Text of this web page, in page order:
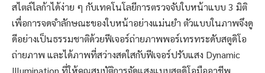
สไตล์ไลก้าได้ง่าย ๆ กับเทคโนโลยีการตรวจจับใบหน้าแบบ 3 มิติ
เพื่อการจดจำลักษณะของใบหน้าอย่างแม่นยำ ตัวแบบในภาพจึงดู
ดีอย่างเป็นธรรมชาติด้วยฟีเจอร์ถ่ายภาพพอร์เทรทระดับสตูดิโอ
ถ่ายภาพ และได้ภาพที่สว่างสดใสกับฟีเจอร์ปรับแสง Dynamic